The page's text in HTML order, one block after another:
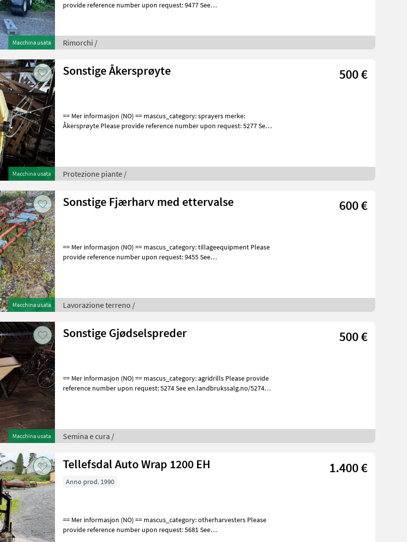
Macchina usata
provide reference number upon request: 9477 See
Rimorchi /
Macchina usata
Sonstige Åkersprøyte 500 €
== Mer informasjon (NO) == mascus_category: sprayers merke:
Åkersprøyte Please provide reference number upon request: 5277 See
Protezione piante /
Macchina usata
Sonstige Fjærharv med ettervalse 600 €
== Mer informasjon (NO) == mascus_category: tillageequipment Please
provide reference number upon request: 9455 See
Lavorazione terreno /
Macchina usata
Sonstige Gjødselspreder 500 €
== Mer informasjon (NO) == mascus_category: agridrills Please provide
reference number upon request: 5274 See en.landbrukssalg.no/5274
Semina e cura /
Tellefsdal Auto Wrap 1200 EH 1.400 €
Anno prod. 1990
== Mer informasjon (NO) == mascus_category: otherharvesters Please
provide reference number upon request: 5681 See